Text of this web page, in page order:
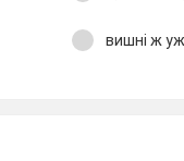
вишні ж